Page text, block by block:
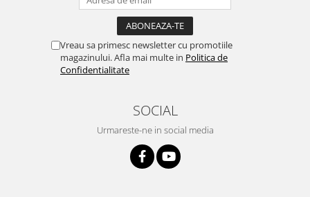
Vreau sa primesc newsletter cu promotiile
magazinului. Afla mai multe in Politica de
Confidentialitate
SOCIAL
Urmareste-ne in social media